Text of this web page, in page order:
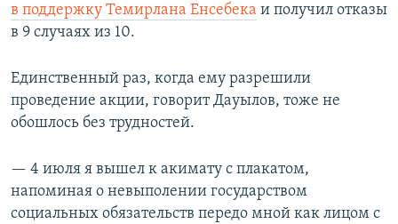
в поддержку Темирлана Енсебека и получил отказы
в 9 случаях из 10.
Единственный раз, когда ему разрешили
проведение акции, говорит Дауылов, тоже не
обошлось без трудностей.
— 4 июля я вышел к акимату с плакатом,
напоминая о невыполении государством
социальных обязательств передо мной как лицом с